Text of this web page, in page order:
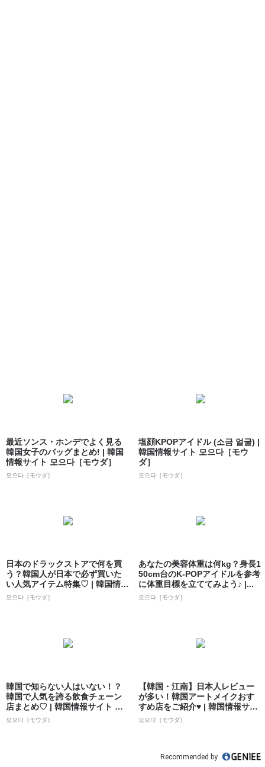
最近ソンス・ホンデでよく見る
韓国女子のバッグまとめ! | 韓国
情報サイト 모으다［モウダ］
모으다［モウダ］
塩顔KPOPアイドル (소금 얼굴) |
韓国情報サイト 모으다［モウ
ダ］
모으다［モウダ］
日本のドラックストアで何を買
う？韓国人が日本で必ず買いた
い人気アイテム特集♡ | 韓国情報
サイト ...
모으다［モウダ］
あなたの美容体重は何kg？身長1
50cm台のK-POPアイドルを参考
に体重目標を立ててみよう♪ |...
모으다［モウダ］
韓国で知らない人はいない！？
韓国で人気を誇る飲食チェーン
店まとめ♡ | 韓国情報サイト 모
으다［モ...
모으다［モウダ］
【韓国・江南】日本人レビュー
が多い！韓国アートメイクおす
すめ店をご紹介♥ | 韓国情報サイ
ト 모으...
모으다［モウダ］
Recommended by